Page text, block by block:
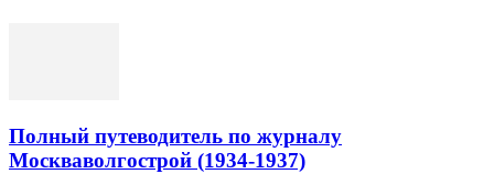
Полный путеводитель по журналу
Москваволгострой (1934-1937)